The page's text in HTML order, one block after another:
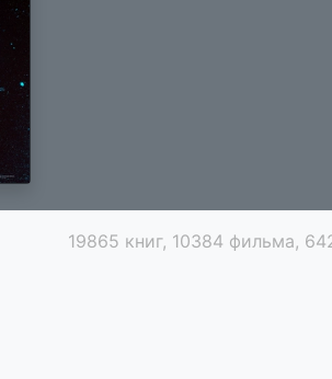
19865 книг, 10384 фильма,